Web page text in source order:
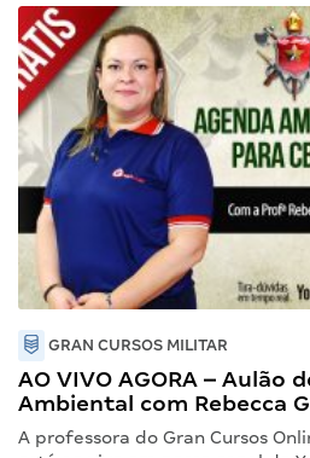
GRAN CURSOS MILITAR
AO VIVO AGORA – Aulão
Ambiental com Rebecca
A professora do Gran Cursos